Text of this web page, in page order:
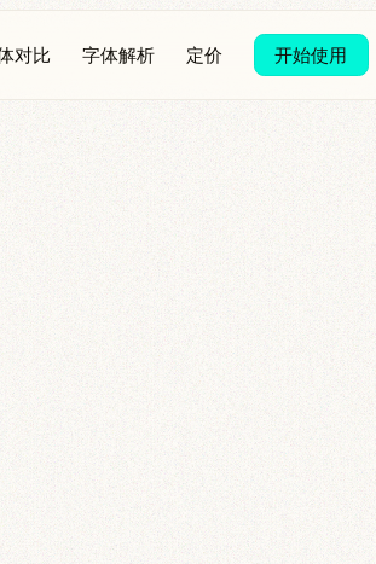
对比 字体解析 定价 开始使用